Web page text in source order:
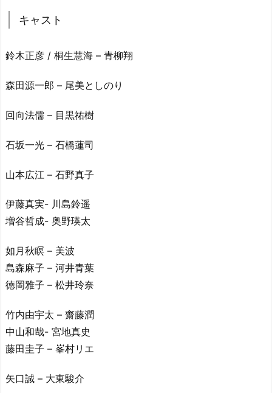
キャスト
鈴木正彦 / 桐生慧海 – 青柳翔
森田源一郎 – 尾美としのり
回向法儒 – 目黒祐樹
石坂一光 – 石橋蓮司
山本広江 – 石野真子
伊藤真実- 川島鈴遥
増谷哲成- 奥野瑛太
如月秋瞑 – 美波
島森麻子 – 河井青葉
徳岡雅子 – 松井玲奈
竹内由宇太 – 齋藤潤
中山和哉- 宮地真史
藤田圭子 – 峯村リエ
矢口誠 – 大東駿介